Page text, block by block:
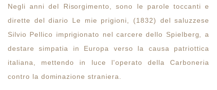
Negli anni del Risorgimento, sono le parole toccanti e
dirette del diario Le mie prigioni, (1832) del saluzzese
Silvio Pellico imprigionato nel carcere dello Spielberg, a
destare simpatia in Europa verso la causa patriottica
italiana, mettendo in luce l'operato della Carboneria
contro la dominazione straniera.